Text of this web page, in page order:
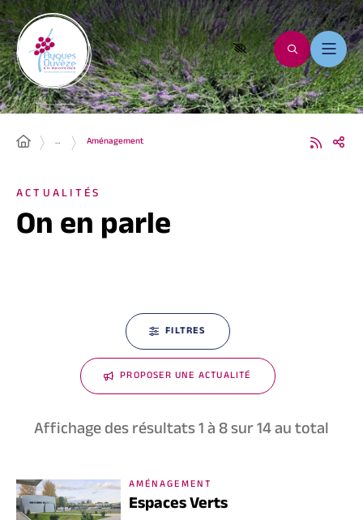
… Aménagement
ACTUALITÉS
On en parle
FILTRES
PROPOSER UNE ACTUALITÉ
Affichage des résultats1à8sur14au total
AMÉNAGEMENT
Espaces Verts